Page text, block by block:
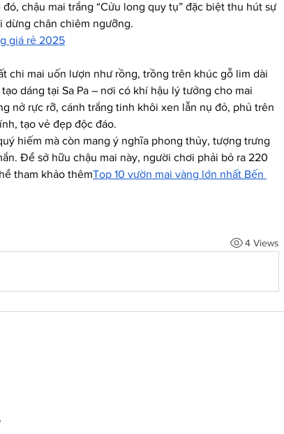
đó, chậu mai trắng “Cửu long quy tụ” đặc biệt thu hút sự
dừng chân chiêm ngưỡng.
giá rẻ 2025
chi mai uốn lượn như rồng, trồng trên khúc gỗ lim dài
dáng tại Sa Pa – nơi có khí hậu lý tưởng cho mai
nở rực rỡ, cánh trắng tinh khôi xen lẫn nụ đỏ, phủ trên
tạo vẻ đẹp độc đáo.
hiếm mà còn mang ý nghĩa phong thủy, tượng trưng
Để sở hữu chậu mai này, người chơi phải bỏ ra 220
tham khảo thêmTop 10 vườn mai vàng lớn nhất Bến
4 Views